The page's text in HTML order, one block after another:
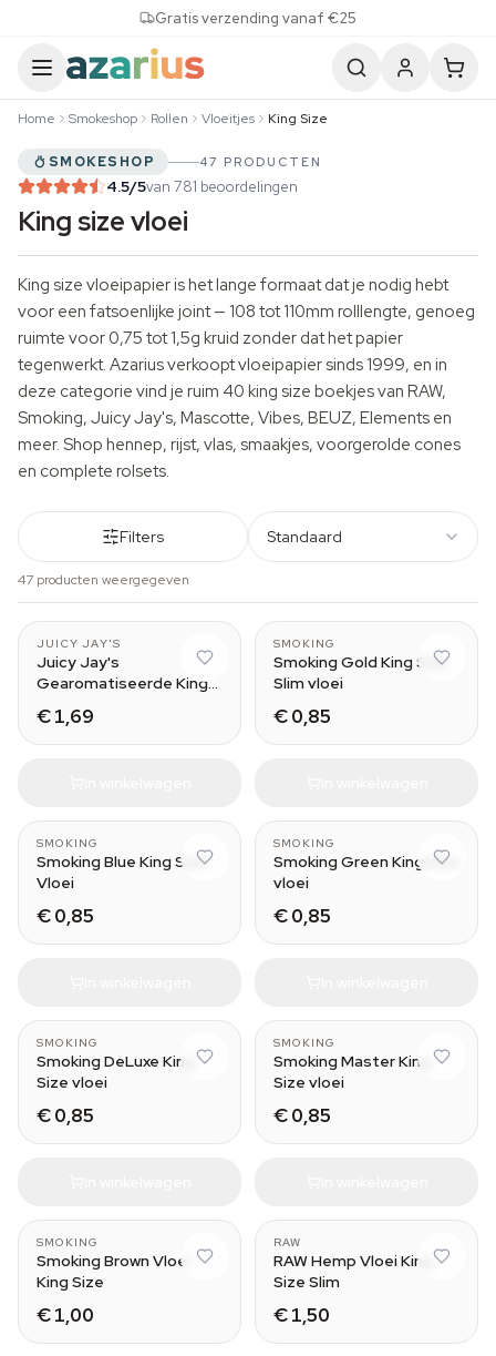
Gratis verzending vanaf €25
Home Smokeshop Rollen Vloeitjes King Size
SMOKESHOP 47 PRODUCTEN
4.5/5van 781 beoordelingen
King size vloei
King size vloeipapier is het lange formaat dat je nodig hebt
voor een fatsoenlijke joint — 108 tot 110mm rolllengte, genoeg
ruimte voor 0,75 tot 1,5g kruid zonder dat het papier
tegenwerkt. Azarius verkoopt vloeipapier sinds 1999, en in
deze categorie vind je ruim 40 king size boekjes van RAW,
Smoking, Juicy Jay's, Mascotte, Vibes, BEUZ, Elements en
meer. Shop hennep, rijst, vlas, smaakjes, voorgerolde cones
en complete rolsets.
Filters Standaard
47 producten weergegeven
Green Apple
JUICY JAY'S
Juicy Jay's
Gearomatiseerde King
€ 1,69
SMOKING
Smoking Gold King Size
Slim vloei
€ 0,85
SMOKING
Smoking Blue King Size
Vloei
€ 0,85
SMOKING
Smoking Green King Size
vloei
€ 0,85
SMOKING
Smoking DeLuxe King
Size vloei
€ 0,85
SMOKING
Smoking Master King
Size vloei
€ 0,85
SMOKING
Smoking Brown Vloei
King Size
€ 1,00
RAW
RAW Hemp Vloei King
Size Slim
€ 1,50